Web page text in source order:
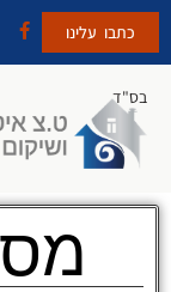
כתבו עלינו
בס"ד